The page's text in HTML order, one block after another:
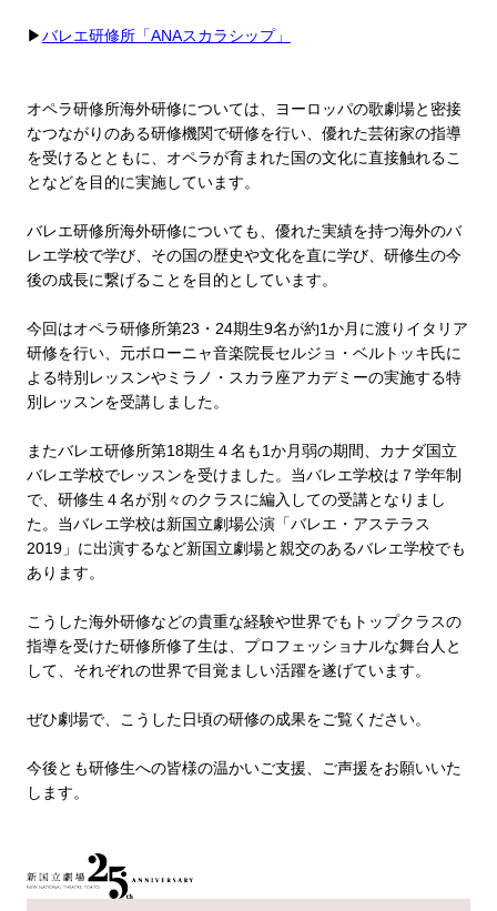
▶バレエ研修所「ANAスカラシップ」
オペラ研修所海外研修については、ヨーロッパの歌劇場と密接
なつながりのある研修機関で研修を行い、優れた芸術家の指導
を受けるとともに、オペラが育まれた国の文化に直接触れるこ
となどを目的に実施しています。
バレエ研修所海外研修についても、優れた実績を持つ海外のバ
レエ学校で学び、その国の歴史や文化を直に学び、研修生の今
後の成長に繋げることを目的としています。
今回はオペラ研修所第23・24期生9名が約1か月に渡りイタリア
研修を行い、元ボローニャ音楽院長セルジョ・ベルトッキ氏に
よる特別レッスンやミラノ・スカラ座アカデミーの実施する特
別レッスンを受講しました。
またバレエ研修所第18期生４名も1か月弱の期間、カナダ国立
バレエ学校でレッスンを受けました。当バレエ学校は７学年制
で、研修生４名が別々のクラスに編入しての受講となりまし
た。当バレエ学校は新国立劇場公演「バレエ・アステラス
2019」に出演するなど新国立劇場と親交のあるバレエ学校でも
あります。
こうした海外研修などの貴重な経験や世界でもトップクラスの
指導を受けた研修所修了生は、プロフェッショナルな舞台人と
して、それぞれの世界で目覚ましい活躍を遂げています。
ぜひ劇場で、こうした日頃の研修の成果をご覧ください。
今後とも研修生への皆様の温かいご支援、ご声援をお願いいた
します。